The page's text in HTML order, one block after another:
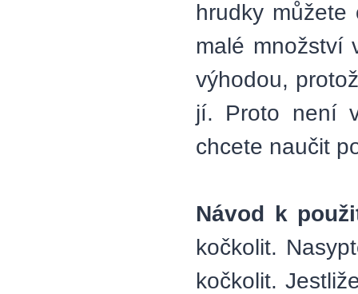
hrudky
malé množství
výhodou,
jí. Proto není
chcete naučit
Návod k
kočkolit.
kočkolit.